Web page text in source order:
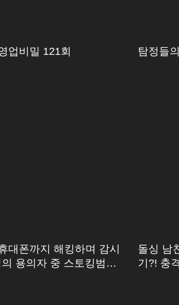
업비밀 121회 탐정들
대폰까지 해킹하며 감시
용의자 중 스토킹범은
돌싱 남
기?! 충